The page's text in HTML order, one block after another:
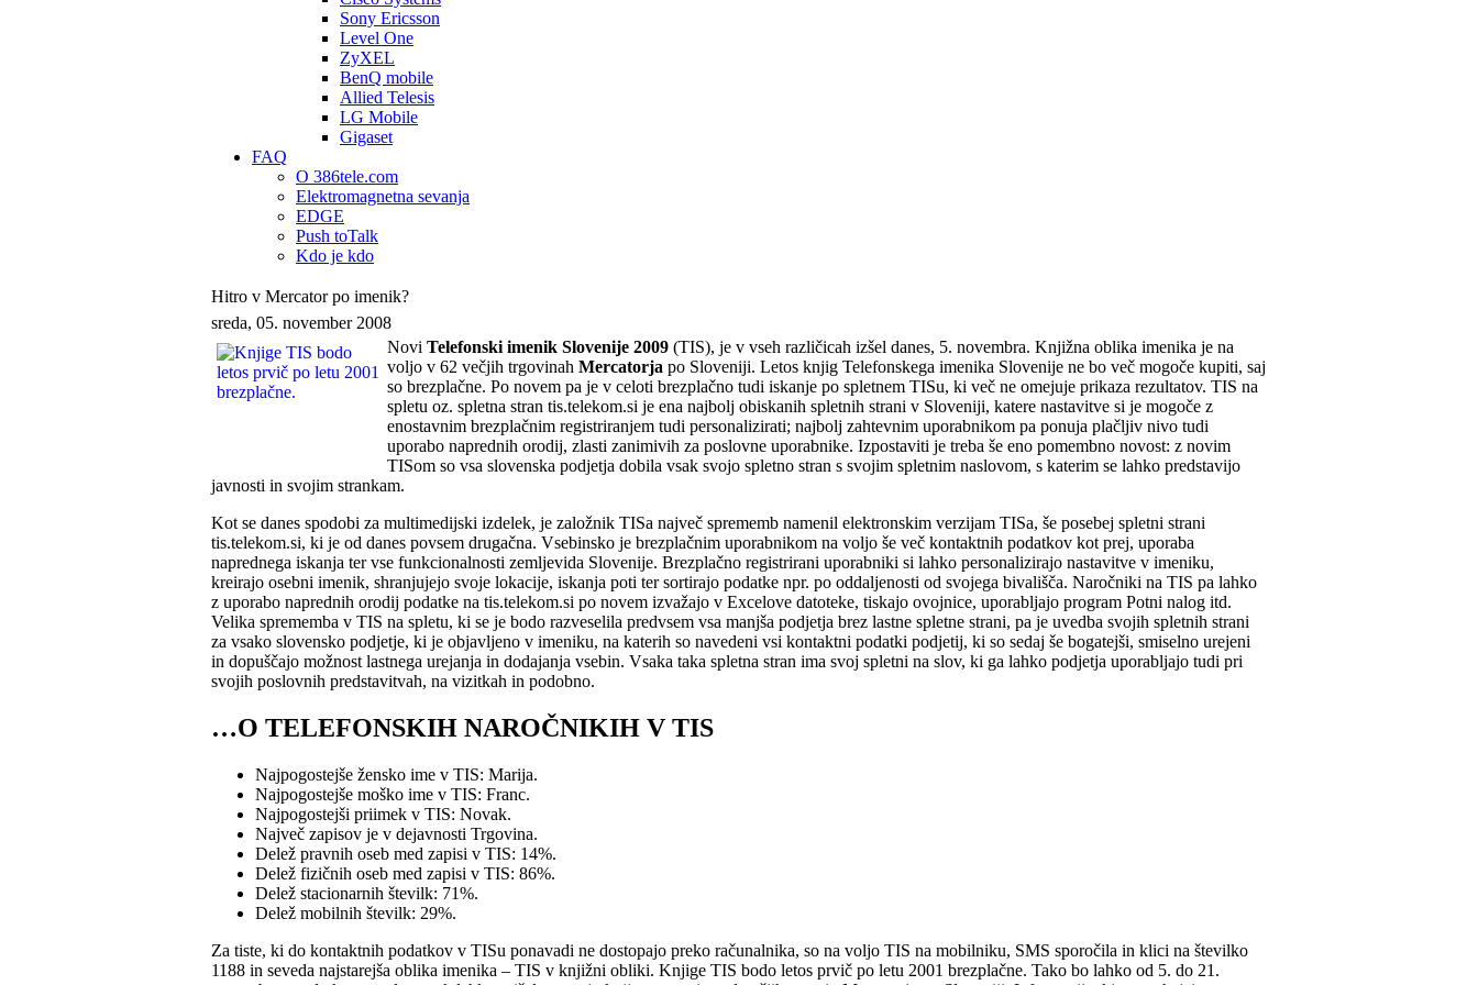
Sony Ericsson
Level One
ZyXEL
BenQ mobile
Allied Telesis
LG Mobile
Gigaset
FAQ
O 386tele.com
Elektromagnetna sevanja
EDGE
Push toTalk
Kdo je kdo
Hitro v Mercator po imenik?
sreda, 05. november 2008
Novi Telefonski imenik Slovenije 2009 (TIS), je v vseh različicah izšel danes, 5. novembra. Knjižna oblika imenika je na
voljo v 62 večjih trgovinah Mercatorja po Sloveniji. Letos knjig Telefonskega imenika Slovenije ne bo več mogoče kupiti, saj
so brezplačne. Po novem pa je v celoti brezplačno tudi iskanje po spletnem TISu, ki več ne omejuje prikaza rezultatov. TIS na
spletu oz. spletna stran tis.telekom.si je ena najbolj obiskanih spletnih strani v Sloveniji, katere nastavitve si je mogoče z
enostavnim brezplačnim registriranjem tudi personalizirati; najbolj zahtevnim uporabnikom pa ponuja plačljiv nivo tudi
uporabo naprednih orodij, zlasti zanimivih za poslovne uporabnike. Izpostaviti je treba še eno pomembno novost: z novim
TISom so vsa slovenska podjetja dobila vsak svojo spletno stran s svojim spletnim naslovom, s katerim se lahko predstavijo
javnosti in svojim strankam.
Kot se danes spodobi za multimedijski izdelek, je založnik TISa največ sprememb namenil elektronskim verzijam TISa, še posebej spletni strani
tis.telekom.si, ki je od danes povsem drugačna. Vsebinsko je brezplačnim uporabnikom na voljo še več kontaktnih podatkov kot prej, uporaba
naprednega iskanja ter vse funkcionalnosti zemljevida Slovenije. Brezplačno registrirani uporabniki si lahko personalizirajo nastavitve v imeniku,
kreirajo osebni imenik, shranjujejo svoje lokacije, iskanja poti ter sortirajo podatke npr. po oddaljenosti od svojega bivališča. Naročniki na TIS pa lahko
z uporabo naprednih orodij podatke na tis.telekom.si po novem izvažajo v Excelove datoteke, tiskajo ovojnice, uporabljajo program Potni nalog itd.
Velika sprememba v TIS na spletu, ki se je bodo razveselila predvsem vsa manjša podjetja brez lastne spletne strani, pa je uvedba svojih spletnih strani
za vsako slovensko podjetje, ki je objavljeno v imeniku, na katerih so navedeni vsi kontaktni podatki podjetij, ki so sedaj še bogatejši, smiselno urejeni
in dopuščajo možnost lastnega urejanja in dodajanja vsebin. Vsaka taka spletna stran ima svoj spletni na slov, ki ga lahko podjetja uporabljajo tudi pri
svojih poslovnih predstavitvah, na vizitkah in podobno.
…O TELEFONSKIH NAROČNIKIH V TIS
Najpogostejše žensko ime v TIS: Marija.
Najpogostejše moško ime v TIS: Franc.
Najpogostejši priimek v TIS: Novak.
Največ zapisov je v dejavnosti Trgovina.
Delež pravnih oseb med zapisi v TIS: 14%.
Delež fizičnih oseb med zapisi v TIS: 86%.
Delež stacionarnih številk: 71%.
Delež mobilnih številk: 29%.
Za tiste, ki do kontaktnih podatkov v TISu ponavadi ne dostopajo preko računalnika, so na voljo TIS na mobilniku, SMS sporočila in klici na številko
1188 in seveda najstarejša oblika imenika – TIS v knjižni obliki. Knjige TIS bodo letos prvič po letu 2001 brezplačne. Tako bo lahko od 5. do 21.